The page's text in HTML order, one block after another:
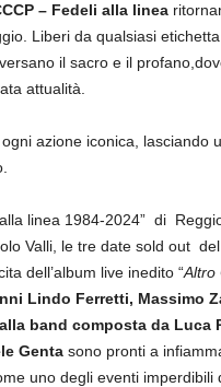
– Fedeli alla linea
Liberi da qualsiasi
il sacro e il
attualità.
azione iconica, lasciando
linea 1984-2024” di
Valli, le tre date sold out
dell’album live inedito “Altro
Lindo Ferretti, Massimo
band composta da Luca
Gentasono pronti a
uno degli eventi imperdibili